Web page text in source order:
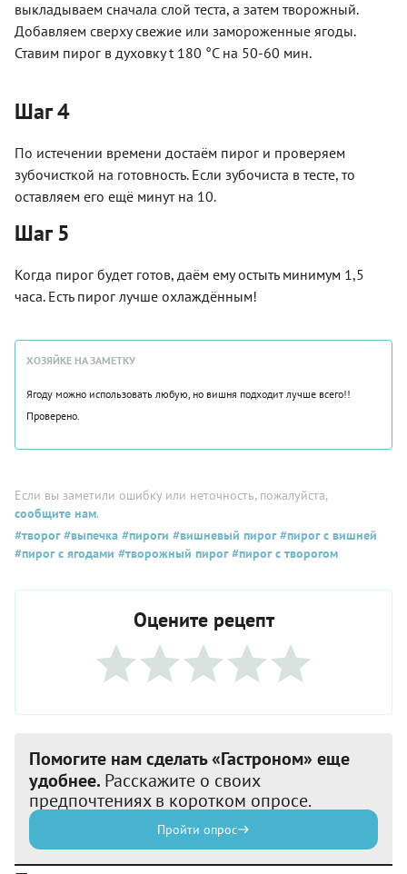
выкладываем сначала слой теста, а затем творожный.
Добавляем сверху свежие или замороженные ягоды.
Ставим пирог в духовку t 180 °С на 50-60 мин.
Шаг 4
По истечении времени достаём пирог и проверяем
зубочисткой на готовность. Если зубочиста в тесте, то
оставляем его ещё минут на 10.
Шаг 5
Когда пирог будет готов, даём ему остыть минимум 1,5
часа. Есть пирог лучше охлаждённым!
ХОЗЯЙКЕ НА ЗАМЕТКУ
Ягоду можно использовать любую, но вишня подходит лучше всего!!
Проверено.
Если вы заметили ошибку или неточность, пожалуйста,
сообщите нам.
#творог#выпечка #пироги #вишневый пирог#пирог с вишней
#пирог с ягодами #творожный пирог#пирог с творогом
Оцените рецепт
Помогите нам сделать «Гастроном» еще
удобнее. Расскажите о своих
предпочтениях в коротком опросе.
Пройти опрос